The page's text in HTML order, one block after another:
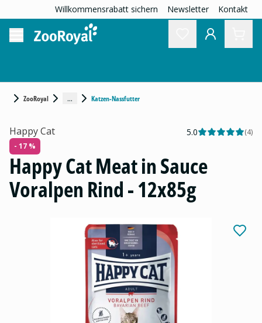
Willkommensrabatt sichern Newsletter Kontakt
ZooRoyal ... Katzen-Nassfutter
Happy Cat 5.0 (4)
- 17 %
Happy Cat Meat in Sauce
Voralpen Rind - 12x85g